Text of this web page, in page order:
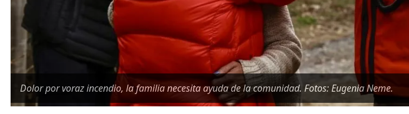
Dolor por voraz incendio, la familia necesita ayuda de la comunidad. Fotos: Eugenia Neme.